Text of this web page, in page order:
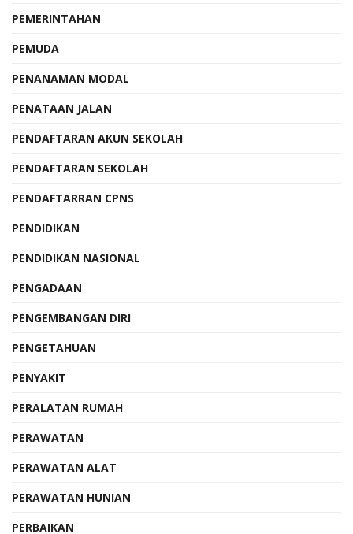
PEMERINTAHAN
PEMUDA
PENANAMAN MODAL
PENATAAN JALAN
PENDAFTARAN AKUN SEKOLAH
PENDAFTARAN SEKOLAH
PENDAFTARRAN CPNS
PENDIDIKAN
PENDIDIKAN NASIONAL
PENGADAAN
PENGEMBANGAN DIRI
PENGETAHUAN
PENYAKIT
PERALATAN RUMAH
PERAWATAN
PERAWATAN ALAT
PERAWATAN HUNIAN
PERBAIKAN